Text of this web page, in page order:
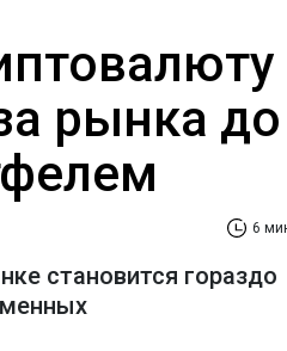
рынка до
6
становится гораздо